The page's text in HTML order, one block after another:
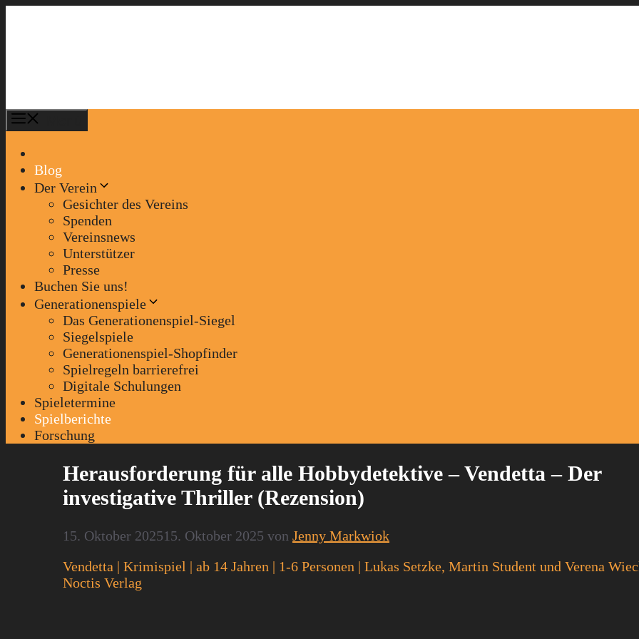
Blog
Der Verein
Gesichter des Vereins
Spenden
Vereinsnews
Unterstützer
Presse
Buchen Sie uns!
Generationenspiele
Das Generationenspiel-Siegel
Siegelspiele
Generationenspiel-Shopfinder
Spielregeln barrierefrei
Digitale Schulungen
Spieletermine
Spielberichte
Forschung
Herausforderung für alle Hobbydetektive – Vendetta – Der
investigative Thriller (Rezension)
15. Oktober 202515. Oktober 2025 von Jenny Markwiok
Vendetta | Krimispiel | ab 14 Jahren | 1-6 Personen | Lukas Setzke, Martin Student und Verena
Noctis Verlag